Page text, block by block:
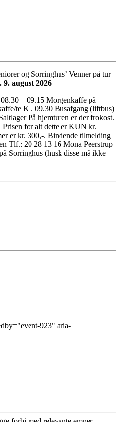
og Sorringhus’ Venner på tur
9. august 2026
– 09.15 Morgenkaffe på
te Kl. 09.30 Busafgang (liftbus)
På hjemturen er der frokost.
Prisen for alt dette er KUN kr.
er kr. 300,-. Bindende tilmelding
Tlf.: 20 28 13 16 Mona Peerstrup
Sorringhus (husk disse må ikke
923" aria-